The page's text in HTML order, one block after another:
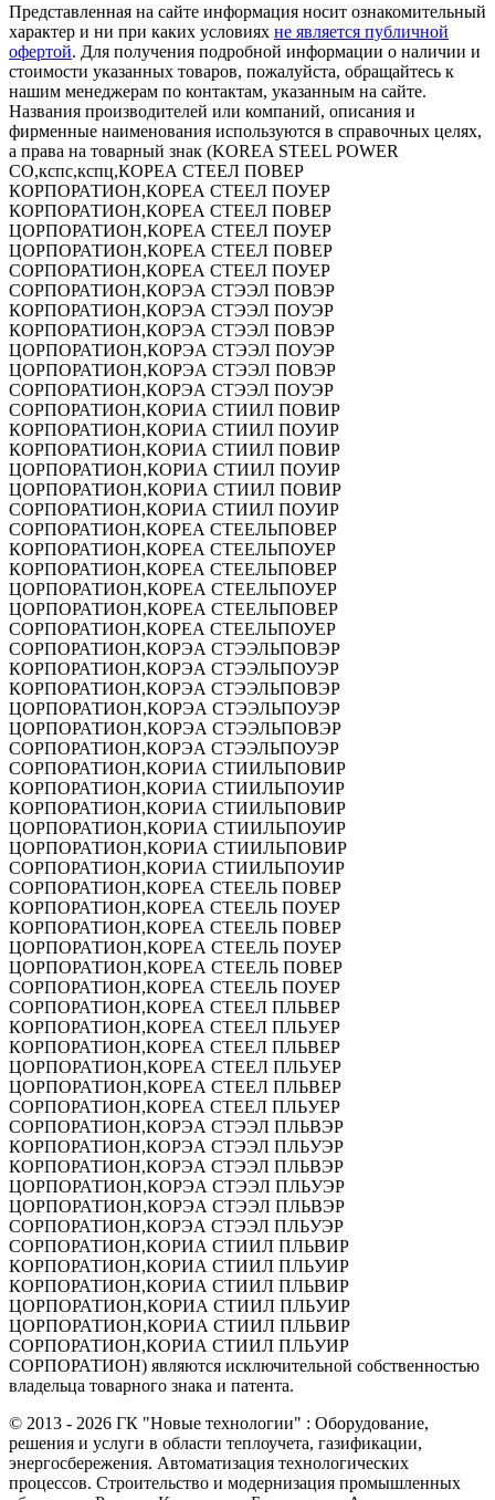
Представленная на сайте информация носит ознакомительный
характер и ни при каких условиях не является публичной
офертой. Для получения подробной информации о наличии и
стоимости указанных товаров, пожалуйста, обращайтесь к
нашим менеджерам по контактам, указанным на сайте.
Названия производителей или компаний, описания и
фирменные наименования используются в справочных целях,
а права на товарный знак (KOREA STEEL POWER
CO,кспс,кспц,КОРЕА СТЕЕЛ ПОВЕР
КОРПОРАТИОН,КОРЕА СТЕЕЛ ПОУЕР
КОРПОРАТИОН,КОРЕА СТЕЕЛ ПОВЕР
ЦОРПОРАТИОН,КОРЕА СТЕЕЛ ПОУЕР
ЦОРПОРАТИОН,КОРЕА СТЕЕЛ ПОВЕР
СОРПОРАТИОН,КОРЕА СТЕЕЛ ПОУЕР
СОРПОРАТИОН,КОРЭА СТЭЭЛ ПОВЭР
КОРПОРАТИОН,КОРЭА СТЭЭЛ ПОУЭР
КОРПОРАТИОН,КОРЭА СТЭЭЛ ПОВЭР
ЦОРПОРАТИОН,КОРЭА СТЭЭЛ ПОУЭР
ЦОРПОРАТИОН,КОРЭА СТЭЭЛ ПОВЭР
СОРПОРАТИОН,КОРЭА СТЭЭЛ ПОУЭР
СОРПОРАТИОН,КОРИА СТИИЛ ПОВИР
КОРПОРАТИОН,КОРИА СТИИЛ ПОУИР
КОРПОРАТИОН,КОРИА СТИИЛ ПОВИР
ЦОРПОРАТИОН,КОРИА СТИИЛ ПОУИР
ЦОРПОРАТИОН,КОРИА СТИИЛ ПОВИР
СОРПОРАТИОН,КОРИА СТИИЛ ПОУИР
СОРПОРАТИОН,КОРЕА СТЕЕЛЬПОВЕР
КОРПОРАТИОН,КОРЕА СТЕЕЛЬПОУЕР
КОРПОРАТИОН,КОРЕА СТЕЕЛЬПОВЕР
ЦОРПОРАТИОН,КОРЕА СТЕЕЛЬПОУЕР
ЦОРПОРАТИОН,КОРЕА СТЕЕЛЬПОВЕР
СОРПОРАТИОН,КОРЕА СТЕЕЛЬПОУЕР
СОРПОРАТИОН,КОРЭА СТЭЭЛЬПОВЭР
КОРПОРАТИОН,КОРЭА СТЭЭЛЬПОУЭР
КОРПОРАТИОН,КОРЭА СТЭЭЛЬПОВЭР
ЦОРПОРАТИОН,КОРЭА СТЭЭЛЬПОУЭР
ЦОРПОРАТИОН,КОРЭА СТЭЭЛЬПОВЭР
СОРПОРАТИОН,КОРЭА СТЭЭЛЬПОУЭР
СОРПОРАТИОН,КОРИА СТИИЛЬПОВИР
КОРПОРАТИОН,КОРИА СТИИЛЬПОУИР
КОРПОРАТИОН,КОРИА СТИИЛЬПОВИР
ЦОРПОРАТИОН,КОРИА СТИИЛЬПОУИР
ЦОРПОРАТИОН,КОРИА СТИИЛЬПОВИР
СОРПОРАТИОН,КОРИА СТИИЛЬПОУИР
СОРПОРАТИОН,КОРЕА СТЕЕЛЬ ПОВЕР
КОРПОРАТИОН,КОРЕА СТЕЕЛЬ ПОУЕР
КОРПОРАТИОН,КОРЕА СТЕЕЛЬ ПОВЕР
ЦОРПОРАТИОН,КОРЕА СТЕЕЛЬ ПОУЕР
ЦОРПОРАТИОН,КОРЕА СТЕЕЛЬ ПОВЕР
СОРПОРАТИОН,КОРЕА СТЕЕЛЬ ПОУЕР
СОРПОРАТИОН,КОРЕА СТЕЕЛ ПЛЬВЕР
КОРПОРАТИОН,КОРЕА СТЕЕЛ ПЛЬУЕР
КОРПОРАТИОН,КОРЕА СТЕЕЛ ПЛЬВЕР
ЦОРПОРАТИОН,КОРЕА СТЕЕЛ ПЛЬУЕР
ЦОРПОРАТИОН,КОРЕА СТЕЕЛ ПЛЬВЕР
СОРПОРАТИОН,КОРЕА СТЕЕЛ ПЛЬУЕР
СОРПОРАТИОН,КОРЭА СТЭЭЛ ПЛЬВЭР
КОРПОРАТИОН,КОРЭА СТЭЭЛ ПЛЬУЭР
КОРПОРАТИОН,КОРЭА СТЭЭЛ ПЛЬВЭР
ЦОРПОРАТИОН,КОРЭА СТЭЭЛ ПЛЬУЭР
ЦОРПОРАТИОН,КОРЭА СТЭЭЛ ПЛЬВЭР
СОРПОРАТИОН,КОРЭА СТЭЭЛ ПЛЬУЭР
СОРПОРАТИОН,КОРИА СТИИЛ ПЛЬВИР
КОРПОРАТИОН,КОРИА СТИИЛ ПЛЬУИР
КОРПОРАТИОН,КОРИА СТИИЛ ПЛЬВИР
ЦОРПОРАТИОН,КОРИА СТИИЛ ПЛЬУИР
ЦОРПОРАТИОН,КОРИА СТИИЛ ПЛЬВИР
СОРПОРАТИОН,КОРИА СТИИЛ ПЛЬУИР
СОРПОРАТИОН) являются исключительной собственностью
владельца товарного знака и патента.
© 2013 - 2026 ГК "Новые технологии" : Оборудование,
решения и услуги в области теплоучета, газификации,
энергосбережения. Автоматизация технологических
процессов. Строительство и модернизация промышленных